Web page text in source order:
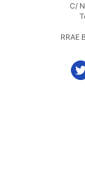
C/
RRAE